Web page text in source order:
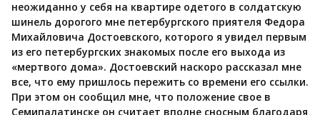
неожиданно у себя на квартире одетого в солдатскую
шинель дорогого мне петербургского приятеля Федора
Михайловича Достоевского, которого я увидел первым
из его петербургских знакомых после его выхода из
«мертвого дома». Достоевский наскоро рассказал мне
все, что ему пришлось пережить со времени его ссылки.
При этом он сообщил мне, что положение свое в
Семипалатинске он считает вполне сносным благодаря